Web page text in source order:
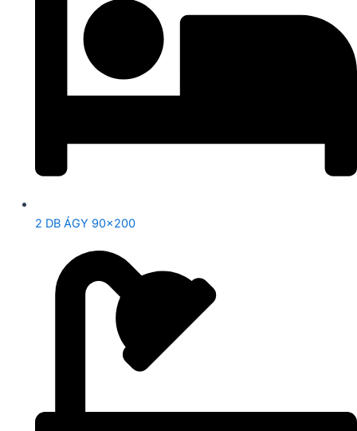
2 DB ÁGY 90×200